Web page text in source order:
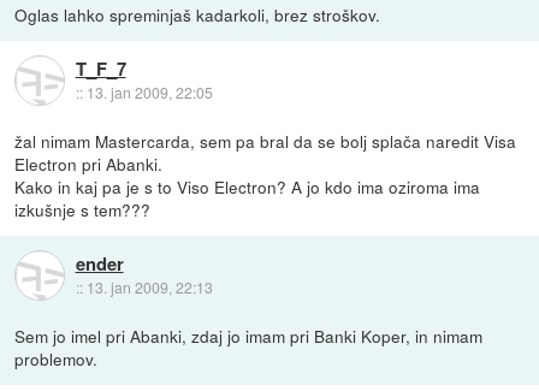
Oglas lahko spreminjaš kadarkoli, brez stroškov.
T_F_7
:: 13. jan 2009, 22:05
žal nimam Mastercarda, sem pa bral da se bolj splača naredit Visa
Electron pri Abanki.
Kako in kaj pa je s to Viso Electron? A jo kdo ima oziroma ima
izkušnje s tem???
ender
:: 13. jan 2009, 22:13
Sem jo imel pri Abanki, zdaj jo imam pri Banki Koper, in nimam
problemov.